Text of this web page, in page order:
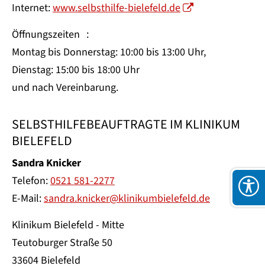
Internet:www.selbsthilfe-bielefeld.de
Öffnungszeiten :
Montag bis Donnerstag: 10:00 bis 13:00 Uhr,
Dienstag: 15:00 bis 18:00 Uhr
und nach Vereinbarung.
SELBSTHILFEBEAUFTRAGTE IM KLINIKUM
BIELEFELD
Sandra Knicker
Telefon:0521 581-2277
E-Mail:sandra.knicker@klinikumbielefeld.de
Klinikum Bielefeld - Mitte
Teutoburger Straße 50
33604 Bielefeld